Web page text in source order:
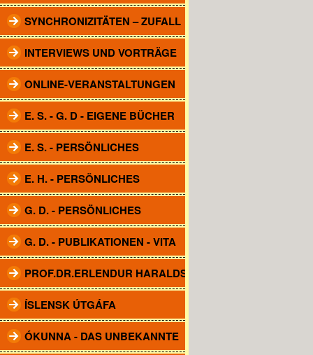
SYNCHRONIZITÄTEN – ZUFALL
INTERVIEWS UND VORTRÄGE
ONLINE-VERANSTALTUNGEN
E. S. - G. D - EIGENE BÜCHER
E. S. - PERSÖNLICHES
E. H. - PERSÖNLICHES
G. D. - PERSÖNLICHES
G. D. - PUBLIKATIONEN - VITA
PROF.DR.ERLENDUR HARALDSSON
ÍSLENSK ÚTGÁFA
ÓKUNNA - DAS UNBEKANNTE